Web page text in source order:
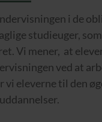
i de
studieuger, som
Vi mener, at
ved at
vi eleverne til den